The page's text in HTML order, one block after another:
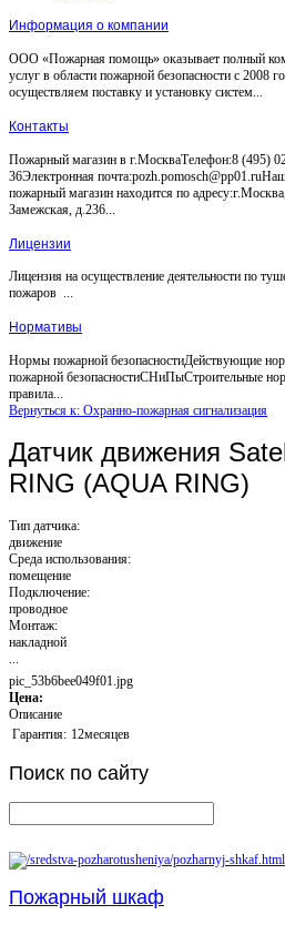
Информация о компании
ООО «Пожарная помощь» оказывает полный
услуг в области пожарной безопасности с 2008
осуществляем поставку и установку систем...
Контакты
Пожарный магазин в г.МоскваТелефон:8 (495)
36Электронная
пожарный магазин находится по
Замежская, д.236...
Лицензии
Лицензия на осуществление деятельности по
пожаров ...
Нормативы
Нормы пожарной безопасностиДействующие
пожарной безопасностиСНиПыСтроительные
правила...
Вернуться к: Охранно-пожарная сигнализация
Датчик движения
RING (AQUA RING)
Тип датчика:
движение
Среда использования:
помещение
Подключение:
проводное
Монтаж:
накладной
pic_53b6bee049f01.jpg
Цена:
Описание
Гарантия: 12месяцев
Поиск по сайту
Пожарный шкаф